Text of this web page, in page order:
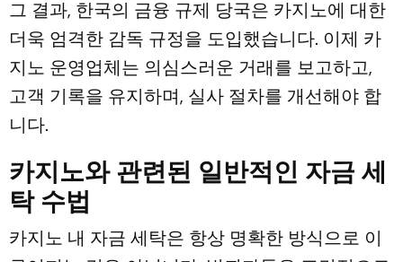
그 결과, 한국의 금융 규제 당국은 카지노에 대한
더욱 엄격한 감독 규정을 도입했습니다. 이제 카
지노 운영업체는 의심스러운 거래를 보고하고,
고객 기록을 유지하며, 실사 절차를 개선해야 합
니다.
카지노와 관련된 일반적인 자금 세
탁 수법
카지노 내 자금 세탁은 항상 명확한 방식으로 이